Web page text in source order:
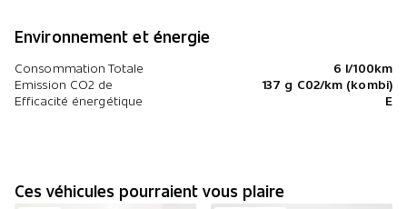
Environnement et énergie
Consommation Totale
6 l/100km
Emission CO2 de
137 g C02/km (kombi)
Efficacité énergétique
E
Ces véhicules pourraient vous plaire